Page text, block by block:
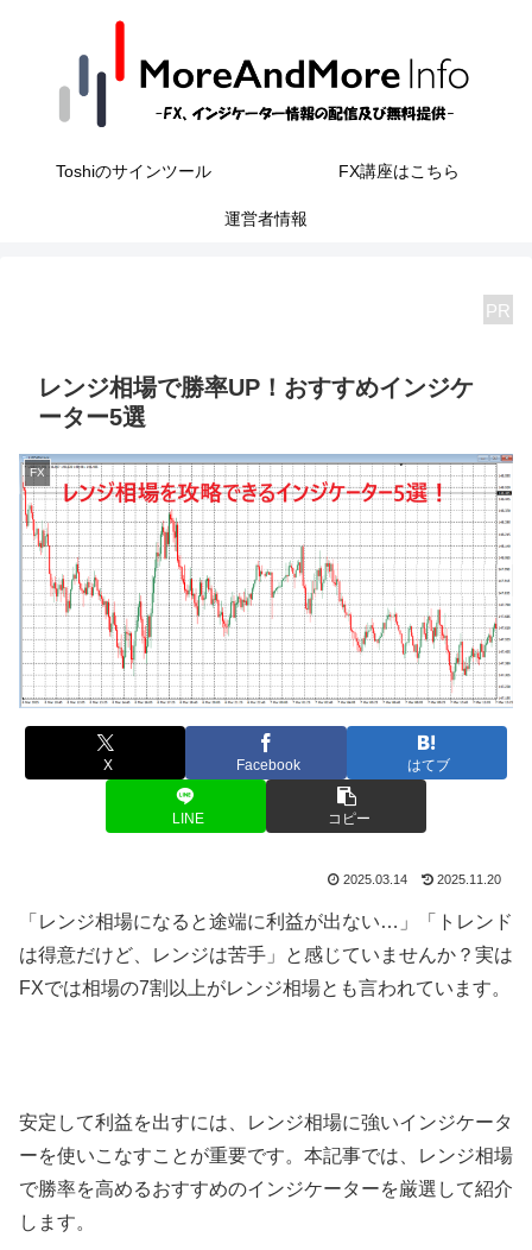
Toshiのサインツール FX講座はこちら
運営者情報
PR
レンジ相場で勝率UP！おすすめインジケ
ーター5選
FX
X Facebook はてブ
LINE コピー
2025.03.14 2025.11.20
「レンジ相場になると途端に利益が出ない…」「トレンド
は得意だけど、レンジは苦手」と感じていませんか？実は
FXでは相場の7割以上がレンジ相場とも言われています。
安定して利益を出すには、レンジ相場に強いインジケータ
ーを使いこなすことが重要です。本記事では、レンジ相場
で勝率を高めるおすすめのインジケーターを厳選して紹介
します。